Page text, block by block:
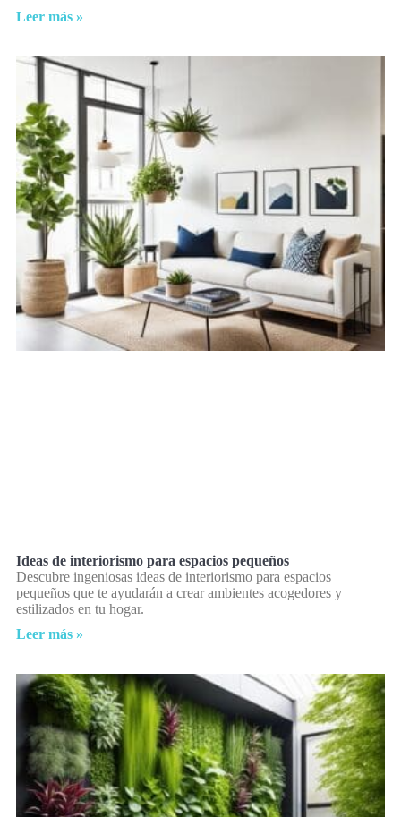
Leer más »
Ideas de interiorismo para espacios pequeños
Descubre ingeniosas ideas de interiorismo para espacios
pequeños que te ayudarán a crear ambientes acogedores y
estilizados en tu hogar.
Leer más »